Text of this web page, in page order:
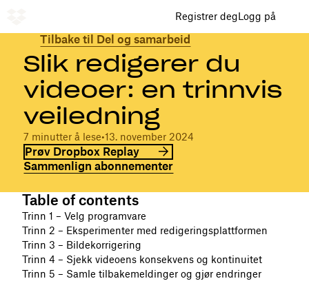
Registrer degLogg på
Tilbake til Del og samarbeid
Slik redigerer du
videoer: en trinnvis
veiledning
7 minutter å lese•13. november 2024
Prøv Dropbox Replay
Sammenlign abonnementer
Table of contents
Trinn 1 – Velg programvare
Trinn 2 – Eksperimenter med redigeringsplattformen
Trinn 3 – Bildekorrigering
Trinn 4 – Sjekk videoens konsekvens og kontinuitet
Trinn 5 – Samle tilbakemeldinger og gjør endringer